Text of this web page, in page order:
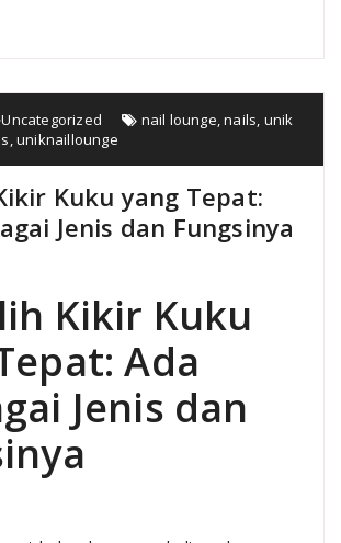
Uncategorized nail lounge ,nails unik
,uniknaillounge
Kuku yang Tepat:
Jenis dan Fungsinya
Kikir Kuku
Ada
Jenis dan